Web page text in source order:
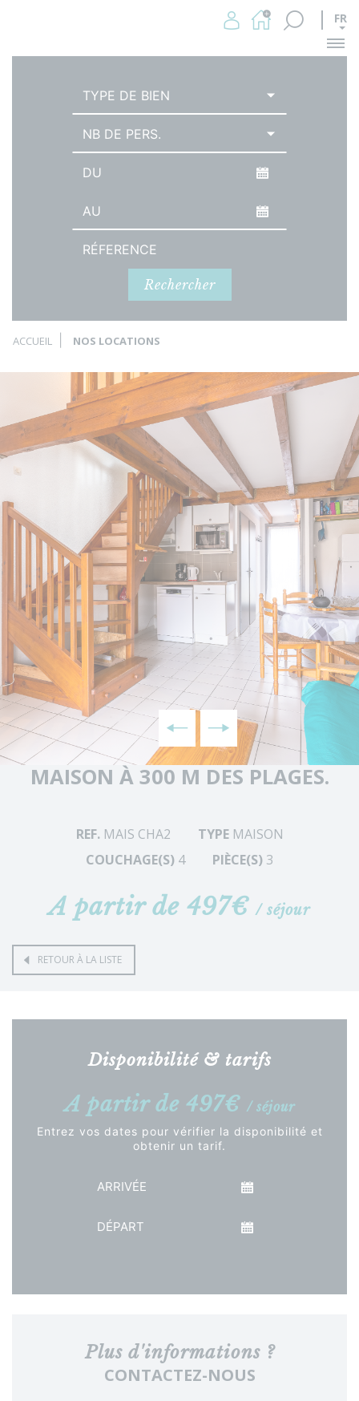
FR
TYPE DE BIEN
NB DE PERS.
Référence
Rechercher
ACCUEIL NOS LOCATIONS
MAISON À 300 M DES PLAGES.
REF.MAIS CHA2 TYPEMAISON
COUCHAGE(S) 4 PIÈCE(S) 3
A partir de 497€ / séjour
RETOUR À LA LISTE
Disponibilité & tarifs
A partir de 497€ / séjour
Entrez vos dates pour vérifier la disponibilité et
obtenir un tarif.
Plus d'informations ?
CONTACTEZ-NOUS